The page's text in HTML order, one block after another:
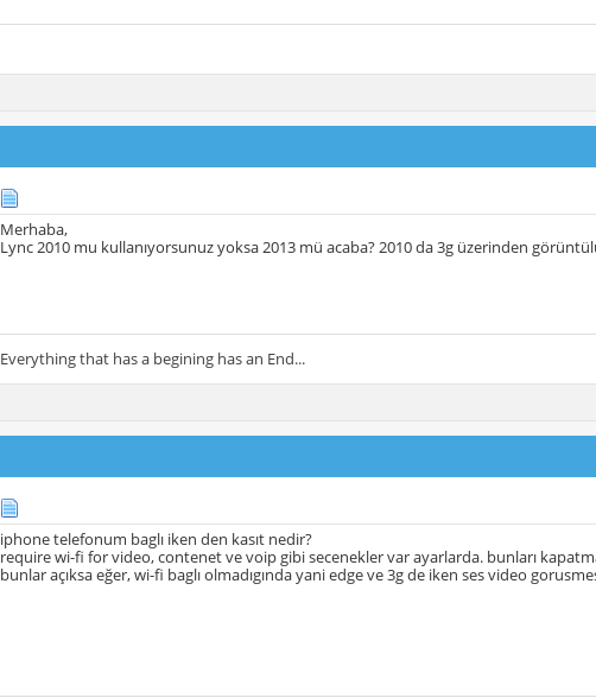
Merhaba,
Lync 2010 mu kullanıyorsunuz yoksa 2013 mü acaba? 2010 da 3g üzerinden
Everything that has a begining has an End...
iphone telefonum baglı iken den kasıt nedir?
require wi-fi for video, contenet ve voip gibi secenekler var ayarlarda. bunları
bunlar açıksa eğer, wi-fi baglı olmadıgında yani edge ve 3g de iken ses video